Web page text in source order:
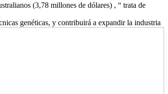
(3,78 millones de dólares) , “ trata de
genéticas, y contribuirá a expandir la industria